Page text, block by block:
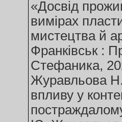
«Досвід
вимірах
мистецтва й
Франківськ :
Стефаника,
Журавльова
впливу у